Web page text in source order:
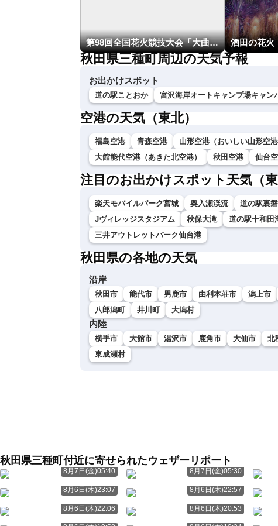
第98回全国花火競技大会「大曲の花火」 酒田の花火
秋田県三種町周辺の天気予報
お出かけスポット
道の駅ことおか 宮沢海岸オートキャンプ場キャン
空港の天気（東北）
福島空港 青森空港 山形空港（おいしい山形空港
大館能代空港（あきた北空港）
秋田空港 仙台
注目のお出かけスポット天気（東
楽天モバイルパーク宮城 奥入瀬渓流 道の駅裏
Jヴィレッジスタジアム
秋保大滝 道の駅十和田
三井アウトレットパーク仙台港
秋田県の各地の天気
沿岸
秋田市 能代市 男鹿市 由利本荘市 潟上市
八郎潟町
井川町 大潟村
内陸
横手市 大館市 湯沢市 鹿角市 大仙市 北
東成瀬村
秋田県三種町付近に寄せられたウェザーリポート
8月7日(金)05:40 8月7日(金)05:30
8月6日(木)23:07 8月6日(木)22:57
8月6日(木)22:06 8月6日(木)20:53